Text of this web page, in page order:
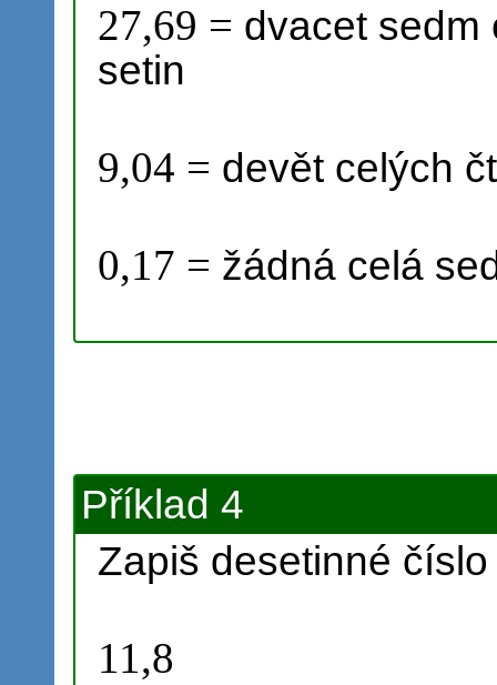
27,69 = dvacet sedm
setin
9,04 = devět celých
0,17 = žádná celá
Příklad 4
Zapiš desetinné
11,8